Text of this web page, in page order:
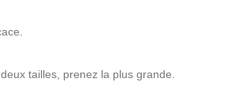
plaît!
être
tailles, prenez la plus grande.